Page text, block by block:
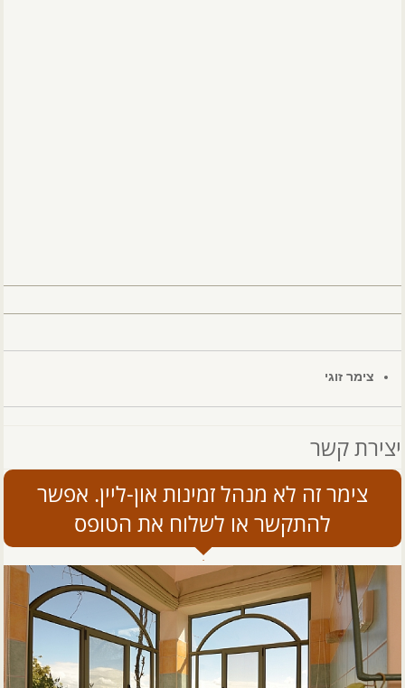
צימר זוגי
יצירת קשר
צימר זה לא מנהל זמינות און-ליין. אפשר
להתקשר או לשלוח את הטופס